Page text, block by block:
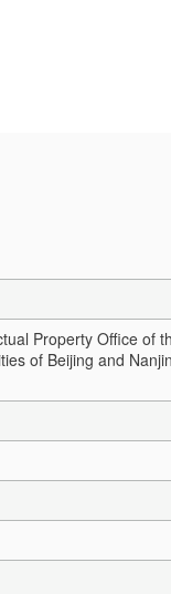
Property Office of
of Beijing and